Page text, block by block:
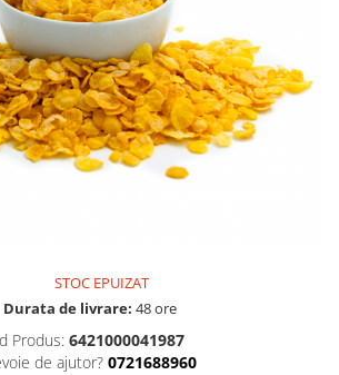
STOC EPUIZAT
Durata de livrare: 48 ore
Produs: 6421000041987
de ajutor? 0721688960